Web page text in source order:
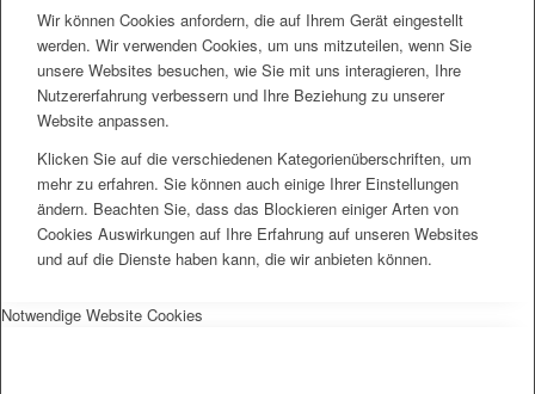
Wir können Cookies anfordern, die auf Ihrem Gerät eingestellt
werden. Wir verwenden Cookies, um uns mitzuteilen, wenn Sie
unsere Websites besuchen, wie Sie mit uns interagieren, Ihre
Nutzererfahrung verbessern und Ihre Beziehung zu unserer
Website anpassen.
Klicken Sie auf die verschiedenen Kategorienüberschriften, um
mehr zu erfahren. Sie können auch einige Ihrer Einstellungen
ändern. Beachten Sie, dass das Blockieren einiger Arten von
Cookies Auswirkungen auf Ihre Erfahrung auf unseren Websites
und auf die Dienste haben kann, die wir anbieten können.
Notwendige Website Cookies